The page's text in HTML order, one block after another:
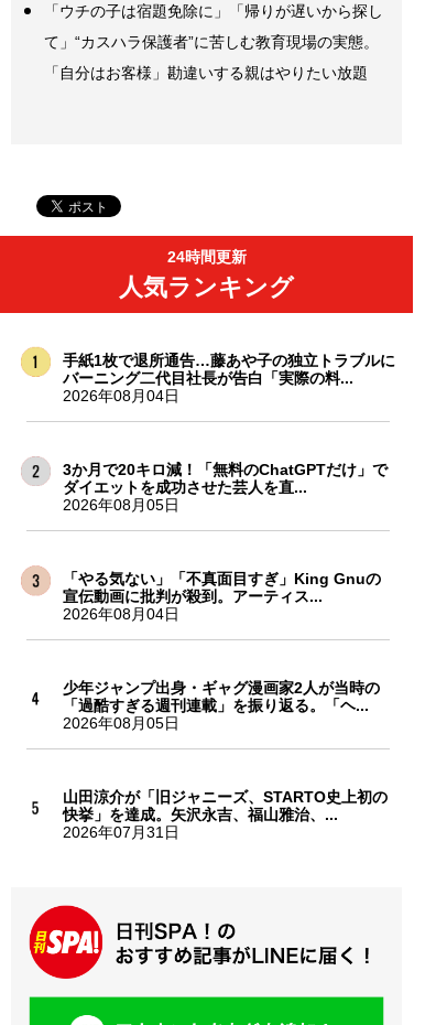
「ウチの子は宿題免除に」「帰りが遅いから探し
て」“カスハラ保護者”に苦しむ教育現場の実態。
「自分はお客様」勘違いする親はやりたい放題
24時間更新
人気ランキング
手紙1枚で退所通告…藤あや子の独立トラブルに
バーニング二代目社長が告白「実際の料...
2026年08月04日
3か月で20キロ減！「無料のChatGPTだけ」で
ダイエットを成功させた芸人を直...
2026年08月05日
「やる気ない」「不真面目すぎ」King Gnuの
宣伝動画に批判が殺到。アーティス...
2026年08月04日
少年ジャンプ出身・ギャグ漫画家2人が当時の
「過酷すぎる週刊連載」を振り返る。「ヘ...
2026年08月05日
山田涼介が「旧ジャニーズ、STARTO史上初の
快挙」を達成。矢沢永吉、福山雅治、...
2026年07月31日